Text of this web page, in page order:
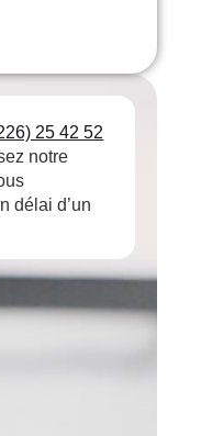
25 42 52
notre
délai d’un